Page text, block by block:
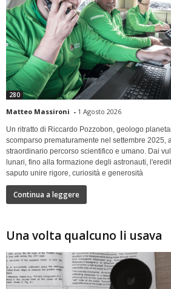
280
Matteo Massironi - 1 Agosto 2026
Un ritratto di Riccardo Pozzobon, geologo
scomparso prematuramente nel settembre 2025,
straordinario percorso scientifico e umano. Dai
lunari, fino alla formazione degli astronauti,
saputo unire rigore, curiosità e generosità
Continua a leggere
Una volta qualcuno li usava